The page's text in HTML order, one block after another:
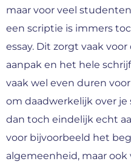
maar voor veel
een scriptie is immers
essay. Dit zorgt vaak
aanpak en het hele
vaak wel even duren
om daadwerkelijk over
dan toch eindelijk echt
voor bijvoorbeeld het
algemeenheid, maar ook